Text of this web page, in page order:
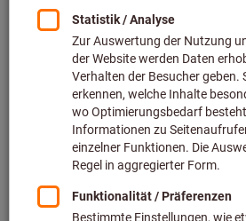
Produkte
Bestseller
GARANT
Art.-Nr.:
Lieferbar
13 Varianten